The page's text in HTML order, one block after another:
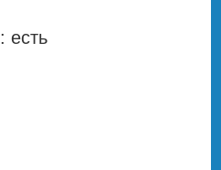
есть